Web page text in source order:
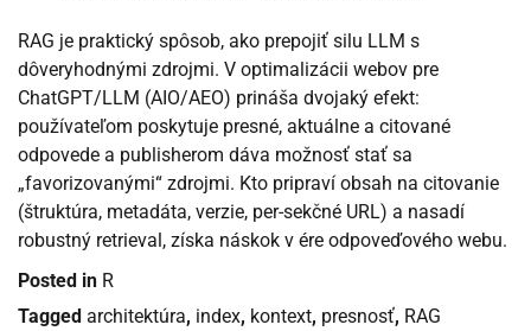
RAG je praktický spôsob, ako prepojiť silu LLM s
dôveryhodnými zdrojmi. V optimalizácii webov pre
ChatGPT/LLM (AIO/AEO) prináša dvojaký efekt:
používateľom poskytuje presné, aktuálne a citované
odpovede a publisherom dáva možnosť stať sa
„favorizovanými“ zdrojmi. Kto pripraví obsah na citovanie
(štruktúra, metadáta, verzie, per-sekčné URL) a nasadí
robustný retrieval, získa náskok v ére odpoveďového webu.
Posted in R
Tagged architektúra, index, kontext, presnosť, RAG